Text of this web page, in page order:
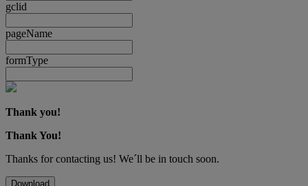
gclid
pageName
formType
Thank you!
Thank You!
Thanks for contacting us! We´ll be in touch soon.
Download